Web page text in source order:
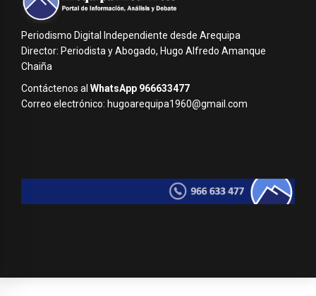
Periodismo Digital Independiente desde Arequipa
Director: Periodista y Abogado, Hugo Alfredo Amanque
Chaiña
Contáctenos al WhatsApp 966633477
Correo electrónico: hugoarequipa1960@gmail.com